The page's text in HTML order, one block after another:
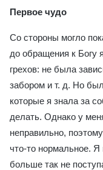
Первое чудо
Со стороны могло
до обращения к Богу
грехов: не была
забором и т. д. Но
которые я знала за
делать. Однако у
неправильно,
что-то нормальное.
больше так не